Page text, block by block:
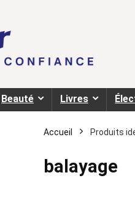
Beauté Livres
Accueil Produits
balayage